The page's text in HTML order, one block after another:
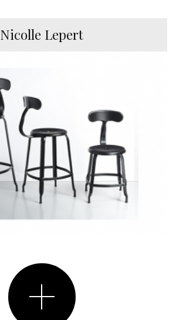
Nicolle Lepert